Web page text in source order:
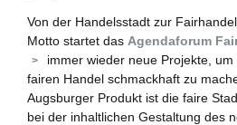
Berichterstattung
Biostadt
Zukunftspreis
Von der Handelsstadt zur
Motto startet das Agendaforum
immer wieder neue Projekte,
fairen Handel schmackhaft zu
Augsburger Produkt ist die faire
bei der inhaltlichen Gestaltung des